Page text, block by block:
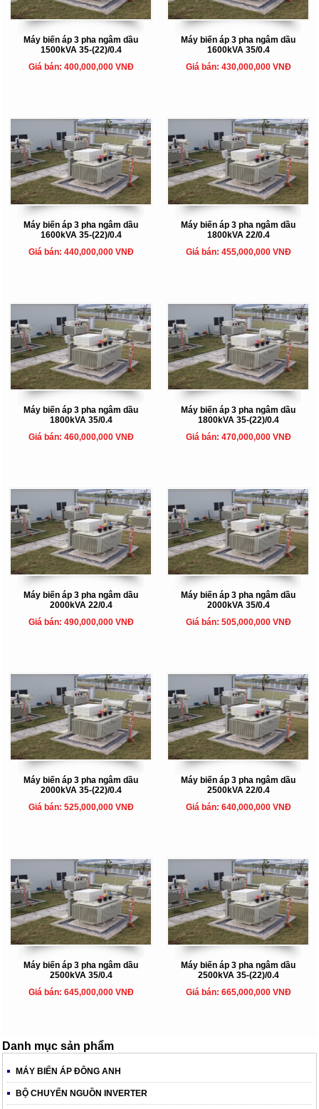
Máy biến áp 3 pha ngâm dầu
1500kVA 35-(22)/0.4
Giá bán: 400,000,000 VNĐ
Máy biến áp 3 pha ngâm dầu
1600kVA 35/0.4
Giá bán: 430,000,000 VNĐ
Máy biến áp 3 pha ngâm dầu
1600kVA 35-(22)/0.4
Giá bán: 440,000,000 VNĐ
Máy biến áp 3 pha ngâm dầu
1800kVA 22/0.4
Giá bán: 455,000,000 VNĐ
Máy biến áp 3 pha ngâm dầu
1800kVA 35/0.4
Giá bán: 460,000,000 VNĐ
Máy biến áp 3 pha ngâm dầu
1800kVA 35-(22)/0.4
Giá bán: 470,000,000 VNĐ
Máy biến áp 3 pha ngâm dầu
2000kVA 22/0.4
Giá bán: 490,000,000 VNĐ
Máy biến áp 3 pha ngâm dầu
2000kVA 35/0.4
Giá bán: 505,000,000 VNĐ
Máy biến áp 3 pha ngâm dầu
2000kVA 35-(22)/0.4
Giá bán: 525,000,000 VNĐ
Máy biến áp 3 pha ngâm dầu
2500kVA 22/0.4
Giá bán: 640,000,000 VNĐ
Máy biến áp 3 pha ngâm dầu
2500kVA 35/0.4
Giá bán: 645,000,000 VNĐ
Máy biến áp 3 pha ngâm dầu
2500kVA 35-(22)/0.4
Giá bán: 665,000,000 VNĐ
Danh mục sản phẩm
MÁY BIẾN ÁP ĐÔNG ANH
BỘ CHUYỂN NGUỒN INVERTER